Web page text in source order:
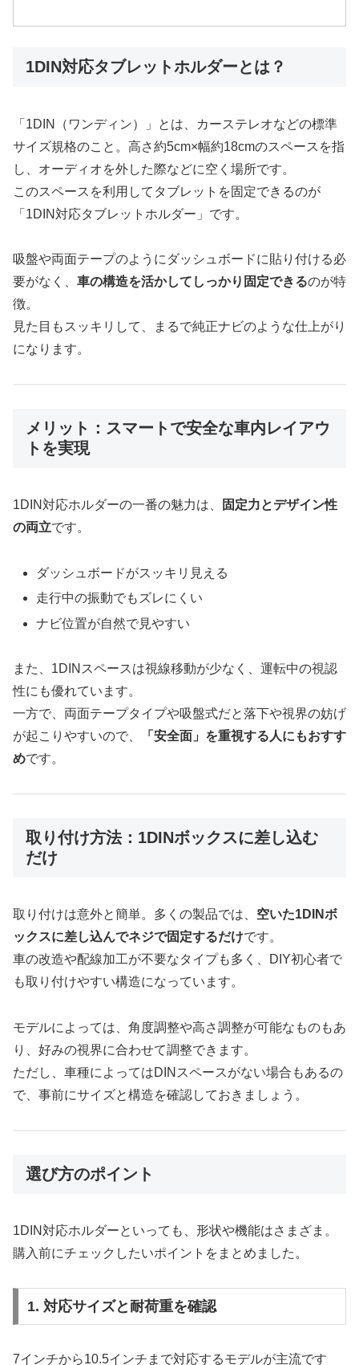
1DIN対応タブレットホルダーとは？
「1DIN（ワンディン）」とは、カーステレオなどの標準
サイズ規格のこと。高さ約5cm×幅約18cmのスペースを指
し、オーディオを外した際などに空く場所です。
このスペースを利用してタブレットを固定できるのが
「1DIN対応タブレットホルダー」です。
吸盤や両面テープのようにダッシュボードに貼り付ける必
要がなく、 車の構造を活かしてしっかり固定できるのが特
徴。
見た目もスッキリして、まるで純正ナビのような仕上がり
になります。
メリット：スマートで安全な車内レイアウ
トを実現
1DIN対応ホルダーの一番の魅力は、
固定力とデザイン性
の両立です。
ダッシュボードがスッキリ見える
走行中の振動でもズレにくい
ナビ位置が自然で見やすい
また、1DINスペースは視線移動が少なく、運転中の視認
性にも優れています。
一方で、両面テープタイプや吸盤式だと落下や視界の妨げ
が起こりやすいので、
「安全面」を重視する人にもおすす
めです。
取り付け方法：1DINボックスに差し込む
だけ
取り付けは意外と簡単。多くの製品では、 空いた1DINボ
ックスに差し込んでネジで固定するだけです。
車の改造や配線加工が不要なタイプも多く、DIY初心者で
も取り付けやすい構造になっています。
モデルによっては、角度調整や高さ調整が可能なものもあ
り、好みの視界に合わせて調整できます。
ただし、車種によってはDINスペースがない場合もあるの
で、事前にサイズと構造を確認しておきましょう。
選び方のポイント
1DIN対応ホルダーといっても、形状や機能はさまざま。
購入前にチェックしたいポイントをまとめました。
1. 対応サイズと耐荷重を確認
7インチから10.5インチまで対応するモデルが主流です